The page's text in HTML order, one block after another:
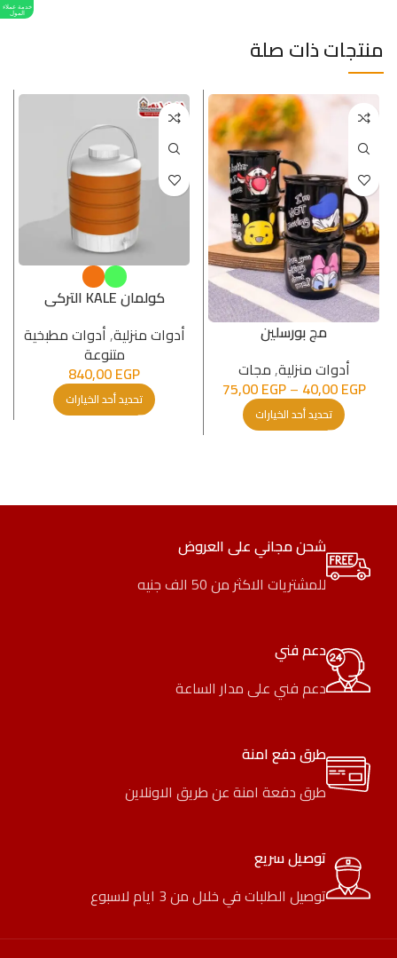
منتجات ذات صلة
مج بورسلين
أدوات منزلية,مجات
40,00EGP
–
75,00EGP
تحديد أحد الخيارات
كولمان KALE التركى
أدوات منزلية,أدوات مطبخیة
متنوعة
840,00EGP
تحديد أحد الخيارات
شحن مجاني على العروض
للمشتريات الاكثر من 50 الف جنيه
دعم فني
دعم فني على مدار الساعة
طرق دفع امنة
طرق دفعة امنة عن طريق الاونلاين
توصيل سريع
توصيل الطلبات في خلال من 3 ايام لاسبوع
خدمة عملاء
المول